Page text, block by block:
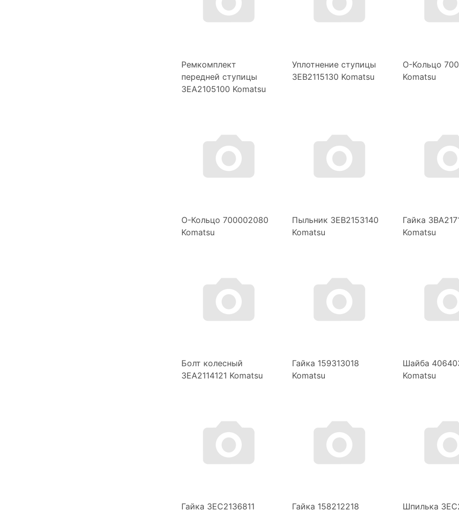
Ремкомплект
передней ступицы
3EA2105100 Komatsu
Уплотнение ступицы
3EB2115130 Komatsu
О-Кольцо
Komatsu
О-Кольцо 700002080
Komatsu
Пыльник 3EB2153140
Komatsu
Гайка
Komatsu
Болт колесный
3EA2114121 Komatsu
Гайка 159313018
Komatsu
Шайба
Komatsu
Гайка 3EC2136811
Гайка 158212218
Шпилька